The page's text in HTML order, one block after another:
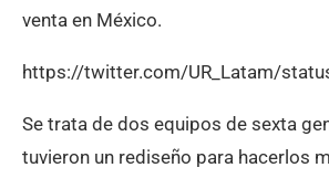
venta en México.
https://twitter.com/UR_Latam/
Se trata de dos equipos de sexta
tuvieron un rediseño para hacerlos